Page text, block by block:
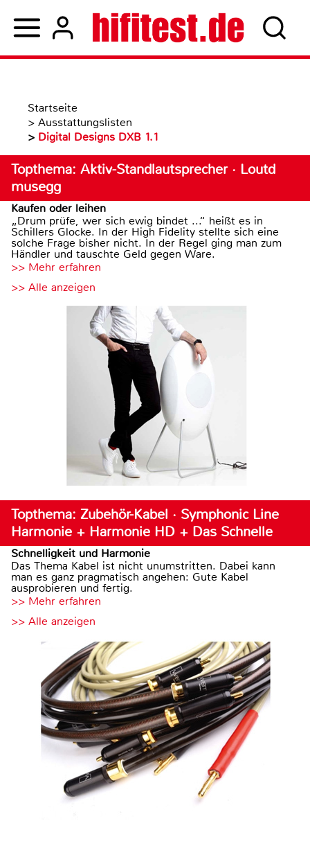
Startseite
> Ausstattungslisten
> Digital Designs DXB 1.1
Topthema: Aktiv-Standlautsprecher · Loutd
musegg
Kaufen oder leihen
„Drum prüfe, wer sich ewig bindet ...“ heißt es in
Schillers Glocke. In der High Fidelity stellte sich eine
solche Frage bisher nicht. In der Regel ging man zum
Händler und tauschte Geld gegen Ware.
>> Mehr erfahren
>> Alle anzeigen
Topthema: Zubehör-Kabel · Symphonic Line
Harmonie + Harmonie HD + Das Schnelle
Schnelligkeit und Harmonie
Das Thema Kabel ist nicht unumstritten. Dabei kann
man es ganz pragmatisch angehen: Gute Kabel
ausprobieren und fertig.
>> Mehr erfahren
>> Alle anzeigen